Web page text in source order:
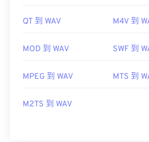
QT 到 WAV M4V 到
MOD 到 WAV SWF 到
MPEG 到 WAV MTS 到
M2TS 到 WAV